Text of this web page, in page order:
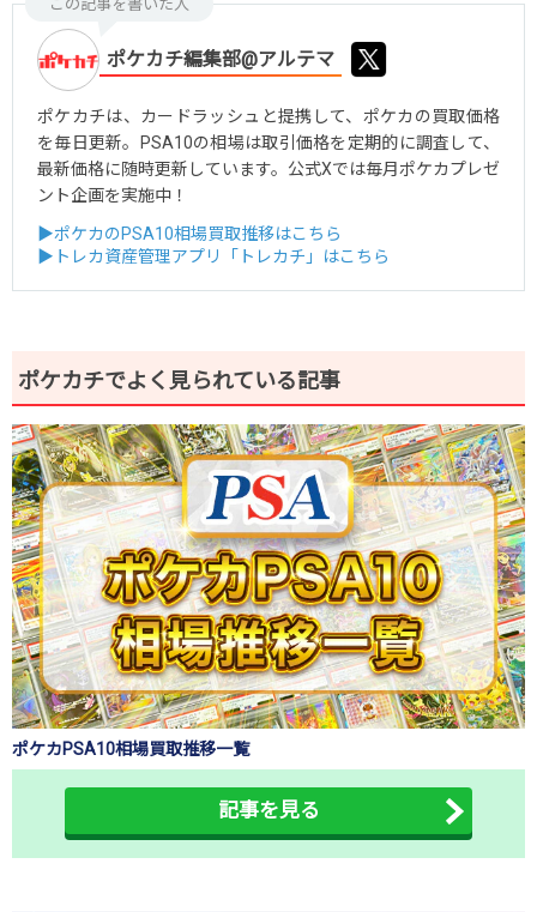
この記事を書いた人
ポケカチ編集部@アルテマ
ポケカチは、カードラッシュと提携して、ポケカの買取価格
を毎日更新。PSA10の相場は取引価格を定期的に調査して、
最新価格に随時更新しています。公式Xでは毎月ポケカプレゼ
ント企画を実施中！
▶ポケカのPSA10相場買取推移はこちら
▶トレカ資産管理アプリ「トレカチ」はこちら
ポケカチでよく見られている記事
ポケカPSA10相場買取推移一覧
記事を見る